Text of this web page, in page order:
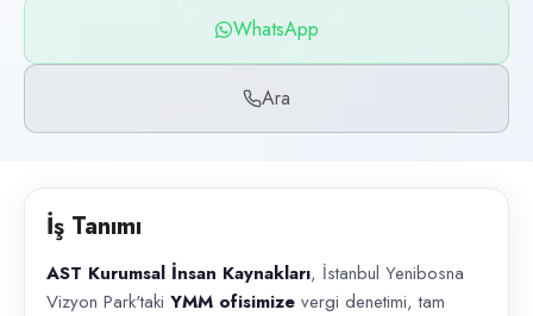
WhatsApp, Telefon
İlan açıklaması
WhatsApp
Ara
İş Tanımı
AST Kurumsal İnsan Kaynakları, İstanbul Yenibosna
Vizyon Park'taki YMM ofisimize vergi denetimi, tam